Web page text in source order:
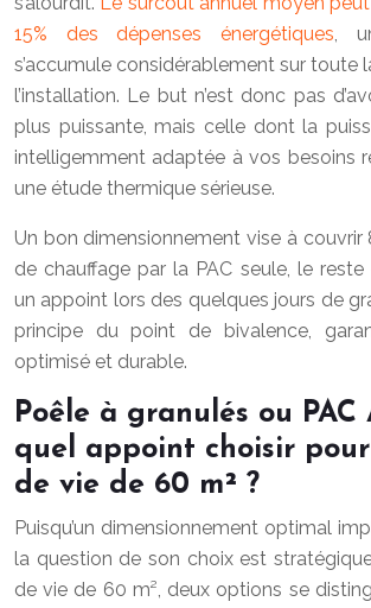
15% des dépenses énergétiques,
s’accumule considérablement sur toute
l’installation. Le but n’est donc pas
plus puissante, mais celle dont la
intelligemment adaptée à vos besoins
une étude thermique sérieuse.
Un bon dimensionnement vise à couvrir
de chauffage par la PAC seule, le
un appoint lors des quelques jours de
principe du point de bivalence,
optimisé et durable.
Poêle à granulés ou
quel appoint choisir
de vie de 60 m² ?
Puisqu’un dimensionnement optimal
la question de son choix est
de vie de 60 m², deux options se